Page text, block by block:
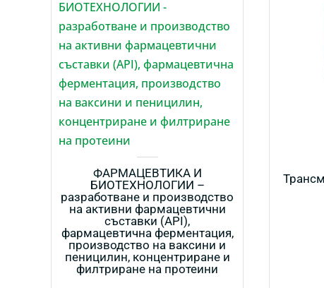
ФАРМАЦЕВТИКА И
БИОТЕХНОЛОГИИ –
разработване и производство
на активни фармацевтични
съставки (API),
фармацевтична ферментация,
производство на ваксини и
пеницилин, концентриране и
филтриране на протеини